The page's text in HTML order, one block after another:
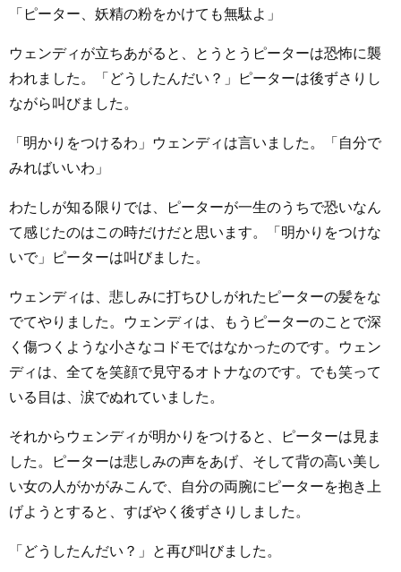
「ピーター、妖精の粉をかけても無駄よ」
ウェンディが立ちあがると、とうとうピーターは恐怖に襲
われました。「どうしたんだい？」ピーターは後ずさりし
ながら叫びました。
「明かりをつけるわ」ウェンディは言いました。「自分で
みればいいわ」
わたしが知る限りでは、ピーターが一生のうちで恐いなん
て感じたのはこの時だけだと思います。「明かりをつけな
いで」ピーターは叫びました。
ウェンディは、悲しみに打ちひしがれたピーターの髪をな
でてやりました。ウェンディは、もうピーターのことで深
く傷つくような小さなコドモではなかったのです。ウェン
ディは、全てを笑顔で見守るオトナなのです。でも笑って
いる目は、涙でぬれていました。
それからウェンディが明かりをつけると、ピーターは見ま
した。ピーターは悲しみの声をあげ、そして背の高い美し
い女の人がかがみこんで、自分の両腕にピーターを抱き上
げようとすると、すばやく後ずさりしました。
「どうしたんだい？」と再び叫びました。